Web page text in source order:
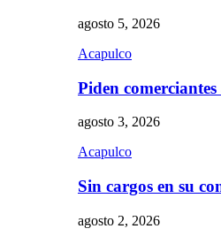
agosto 5, 2026
Acapulco
Piden
agosto 3, 2026
Acapulco
Sin cargos en su
agosto 2, 2026